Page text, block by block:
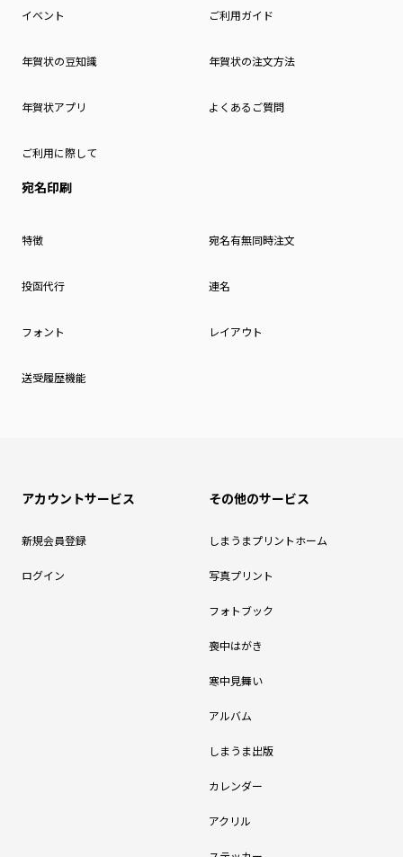
イベント ご利用ガイド
年賀状の豆知識 年賀状の注文方法
年賀状アプリ よくあるご質問
ご利用に際して
宛名印刷
特徴 宛名有無同時注文
投函代行 連名
フォント レイアウト
送受履歴機能
アカウントサービス
新規会員登録
ログイン
その他のサービス
しまうまプリントホーム
写真プリント
フォトブック
喪中はがき
寒中見舞い
アルバム
しまうま出版
カレンダー
アクリル